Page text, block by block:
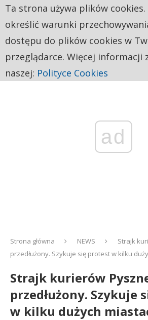
ad
Strona główna NEWS
Strajk
przedłużony. Szykuje się protest w kilku
Strajk kurierów
przedłużony. Szykuje
w kilku dużych
Ta strona używa plików cookies.
określić warunki
dostępu do plików cookies w
przeglądarce. Więcej informacji
naszej: Polityce Cookies